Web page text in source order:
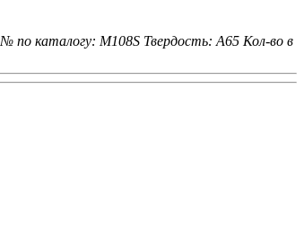
№ по каталогу: M108S Твердость: A65 Кол-во в